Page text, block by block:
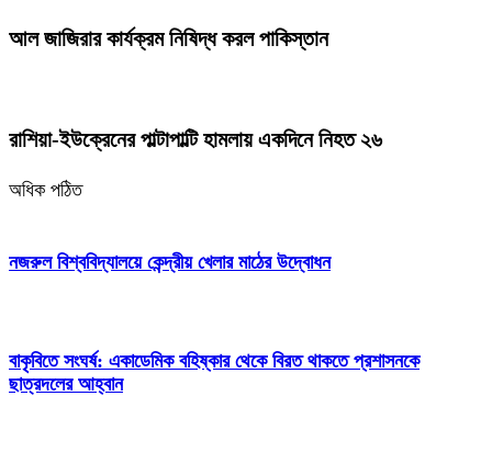
আল জাজিরার কার্যক্রম নিষিদ্ধ করল পাকিস্তান
রাশিয়া-ইউক্রেনের পাল্টাপাল্টি হামলায় একদিনে নিহত ২৬
অধিক পঠিত
নজরুল বিশ্ববিদ্যালয়ে কেন্দ্রীয় খেলার মাঠের উদ্বোধন
বাকৃবিতে সংঘর্ষ: একাডেমিক বহিষ্কার থেকে বিরত থাকতে প্রশাসনকে
ছাত্রদলের আহ্বান